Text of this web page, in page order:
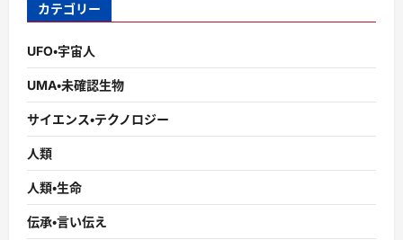
カテゴリー
UFO・宇宙人
UMA・未確認生物
サイエンス・テクノロジー
人類
人類・生命
伝承・言い伝え